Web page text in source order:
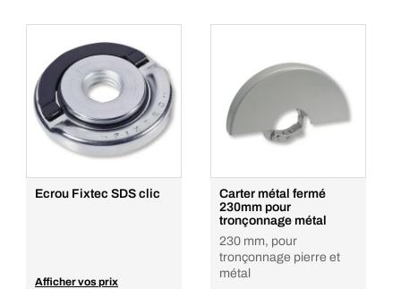
Ecrou Fixtec SDS clic
Afficher vos prix
Carter métal fermé
230mm pour
tronçonnage métal
230 mm, pour
tronçonnage pierre et
métal